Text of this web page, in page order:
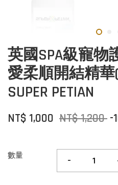
英國SPA級寵物
愛柔順開結精
SUPER PETIAN
NT$ 1,000 NT$ 1,200 -
數量 -